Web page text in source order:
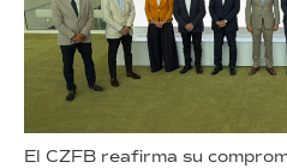
El CZFB reafirma su